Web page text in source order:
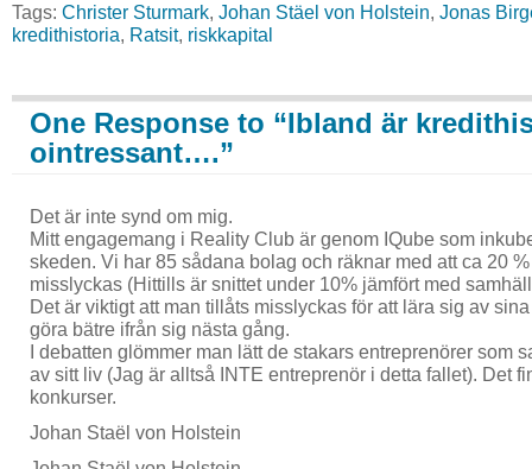
Tags: Christer Sturmark, Johan Stäel von Holstein, Jonas
kredithistoria, Ratsit, riskkapital
One Response to “Ibland är
ointressant….”
Det är inte synd om mig.
Mitt engagemang i Reality Club är genom IQube som
skeden. Vi har 85 sådana bolag och räknar med att ca 20
misslyckas (Hittills är snittet under 10% jämfört med
Det är viktigt att man tillåts misslyckas för att lära sig av
göra bätre ifrån sig nästa gång.
I debatten glömmer man lätt de stakars entreprenörer som
av sitt liv (Jag är alltså INTE entreprenör i detta fallet). Det
konkurser.
Johan Staël von Holstein